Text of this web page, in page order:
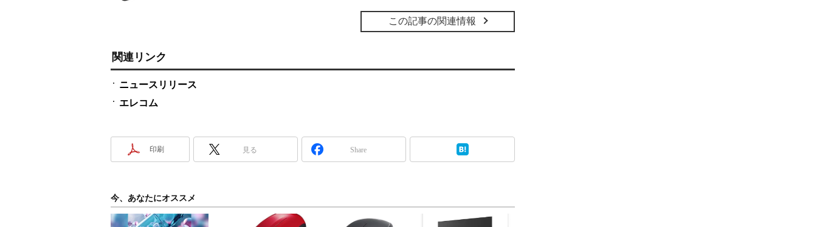
この記事の関連情報
関連リンク
ニュースリリース
エレコム
印刷 見る Share
今、あなたにオススメ